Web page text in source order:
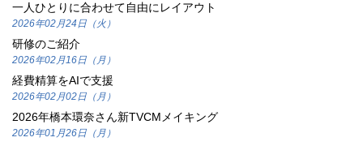
一人ひとりに合わせて自由にレイアウト
2026年02月24日（火）
研修のご紹介
2026年02月16日（月）
経費精算をAIで支援
2026年02月02日（月）
2026年橋本環奈さん新TVCMメイキング
2026年01月26日（月）